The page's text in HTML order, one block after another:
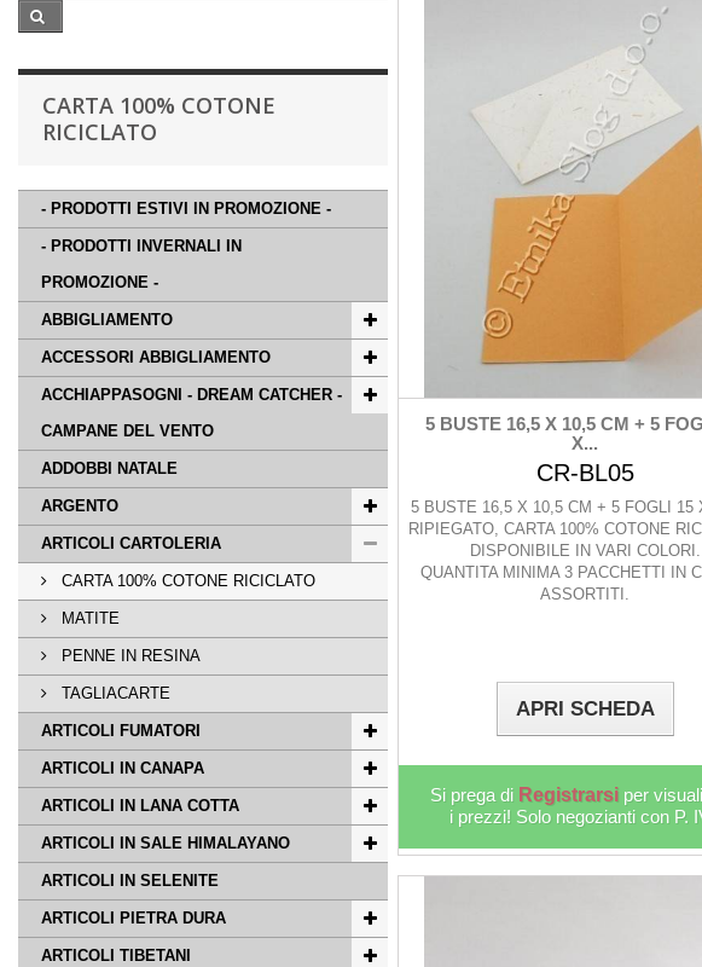
CARTA 100% COTONE
RICICLATO
- PRODOTTI ESTIVI IN PROMOZIONE -
- PRODOTTI INVERNALI IN
PROMOZIONE -
ABBIGLIAMENTO
ACCESSORI ABBIGLIAMENTO
ACCHIAPPASOGNI - DREAM CATCHER -
CAMPANE DEL VENTO
ADDOBBI NATALE
ARGENTO
ARTICOLI CARTOLERIA
CARTA 100% COTONE RICICLATO
MATITE
PENNE IN RESINA
TAGLIACARTE
ARTICOLI FUMATORI
ARTICOLI IN CANAPA
ARTICOLI IN LANA COTTA
ARTICOLI IN SALE HIMALAYANO
ARTICOLI IN SELENITE
ARTICOLI PIETRA DURA
ARTICOLI TIBETANI
5 BUSTE 16,5 X 10,5 CM + 5
X...
CR-BL05
5 BUSTE 16,5 X 10,5 CM + 5 FOGLI 15
RIPIEGATO, CARTA 100% COTONE
DISPONIBILE IN VARI COLORI.
QUANTITA MINIMA 3 PACCHETTI IN
ASSORTITI.
APRI SCHEDA
Si prega di Registrarsi per
i prezzi! Solo negozianti con P.